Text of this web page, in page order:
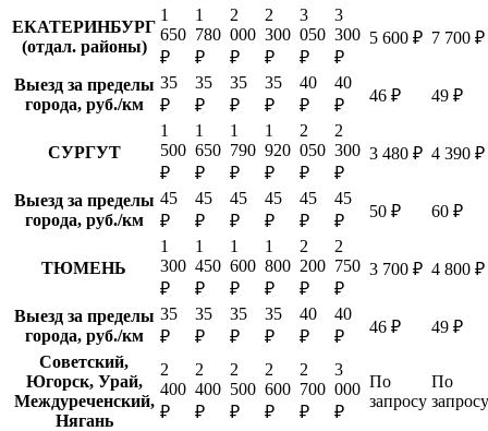
ЕКАТЕРИНБУРГ
(отдал. районы)
1
650
₽
1
780
₽
2
000
₽
2
300
₽
3
050
₽
3
300
₽
5 600 ₽ 7 700 ₽
Выезд за пределы
города, руб./км
35
₽
35
₽
35
₽
35
₽
40
₽
40
₽
46 ₽ 49 ₽
СУРГУТ
1
500
₽
1
650
₽
1
790
₽
1
920
₽
2
050
₽
2
300
₽
3 480 ₽ 4 390 ₽
Выезд за пределы
города, руб./км
45
₽
45
₽
45
₽
45
₽
45
₽
45
₽
50 ₽ 60 ₽
ТЮМЕНЬ
1
300
₽
1
450
₽
1
600
₽
1
800
₽
2
200
₽
2
750
₽
3 700 ₽ 4 800 ₽
Выезд за пределы
города, руб./км
35
₽
35
₽
35
₽
35
₽
40
₽
40
₽
46 ₽
49 ₽
Советский,
Югорск, Урай,
Междуреченский,
Нягань
2
400
₽
2
400
₽
2
500
₽
2
600
₽
2
700
₽
3
000
₽
По
запросу
По
запросу